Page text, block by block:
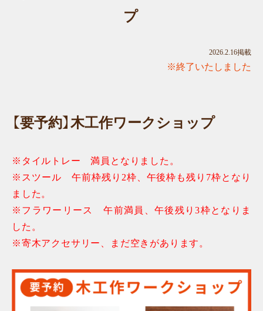
プ
2026.2.16掲載
※終了いたしました
【要予約】木工作ワークショップ
※タイルトレー 満員となりました。
※スツール 午前枠残り2枠、午後枠も残り7枠となり
ました。
※フラワーリース 午前満員、午後残り3枠となりま
した。
※寄木アクセサリー、まだ空きがあります。